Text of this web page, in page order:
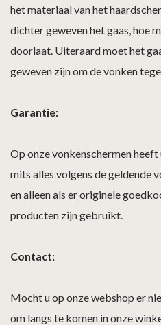
het materiaal van het
dichter geweven het gaas, hoe
doorlaat. Uiteraard moet het
geweven zijn om de vonken
Garantie:
Op onze vonkenschermen heeft
mits alles volgens de geldende
en alleen als er originele
producten zijn gebruikt.
Contact:
Mocht u op onze webshop er
om langs te komen in onze